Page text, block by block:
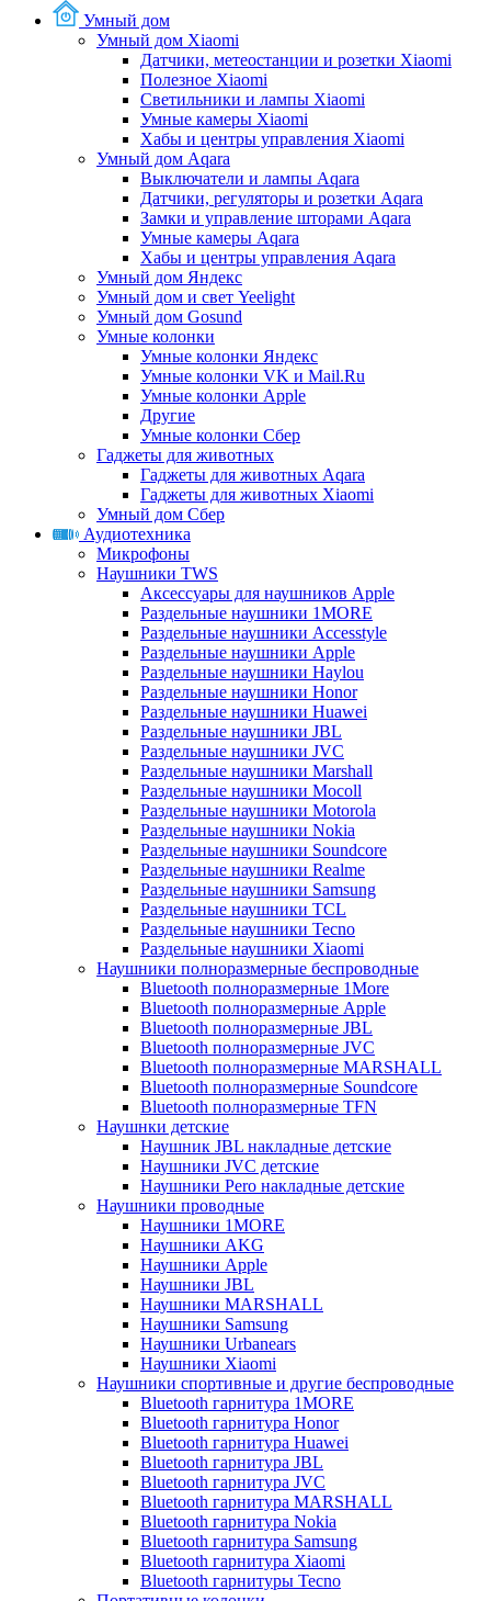
Умный дом
Умный дом Xiaomi
Датчики, метеостанции и розетки Xiaomi
Полезное Xiaomi
Светильники и лампы Xiaomi
Умные камеры Xiaomi
Хабы и центры управления Xiaomi
Умный дом Aqara
Выключатели и лампы Aqara
Датчики, регуляторы и розетки Aqara
Замки и управление шторами Aqara
Умные камеры Aqara
Хабы и центры управления Aqara
Умный дом Яндекс
Умный дом и свет Yeelight
Умный дом Gosund
Умные колонки
Умные колонки Яндекс
Умные колонки VK и Mail.Ru
Умные колонки Apple
Другие
Умные колонки Сбер
Гаджеты для животных
Гаджеты для животных Aqara
Гаджеты для животных Xiaomi
Умный дом Сбер
Аудиотехника
Микрофоны
Наушники TWS
Аксессуары для наушников Apple
Раздельные наушники 1MORE
Раздельные наушники Accesstyle
Раздельные наушники Apple
Раздельные наушники Haylou
Раздельные наушники Honor
Раздельные наушники Huawei
Раздельные наушники JBL
Раздельные наушники JVC
Раздельные наушники Marshall
Раздельные наушники Mocoll
Раздельные наушники Motorola
Раздельные наушники Nokia
Раздельные наушники Soundcore
Раздельные наушники Realme
Раздельные наушники Samsung
Раздельные наушники TCL
Раздельные наушники Tecno
Раздельные наушники Xiaomi
Наушники полноразмерные беспроводные
Bluetooth полноразмерные 1More
Bluetooth полноразмерные Apple
Bluetooth полноразмерные JBL
Bluetooth полноразмерные JVC
Bluetooth полноразмерные MARSHALL
Bluetooth полноразмерные Soundcore
Bluetooth полноразмерные TFN
Наушнки детские
Наушник JBL накладные детские
Наушники JVC детские
Наушники Pero накладные детские
Наушники проводные
Наушники 1MORE
Наушники AKG
Наушники Apple
Наушники JBL
Наушники MARSHALL
Наушники Samsung
Наушники Urbanears
Наушники Xiaomi
Наушники спортивные и другие беспроводные
Bluetooth гарнитура 1MORE
Bluetooth гарнитура Honor
Bluetooth гарнитура Huawei
Bluetooth гарнитура JBL
Bluetooth гарнитура JVC
Bluetooth гарнитура MARSHALL
Bluetooth гарнитура Nokia
Bluetooth гарнитура Samsung
Bluetooth гарнитура Xiaomi
Bluetooth гарнитуры Tecno